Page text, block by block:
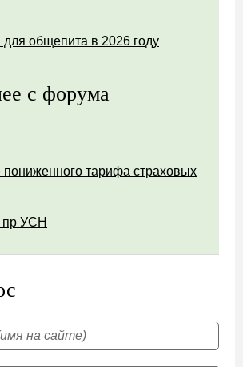
общепита в 2026 году
с форума
тарифа страховых
УСН